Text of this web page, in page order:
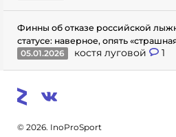
Финны об отказе российской
статусе: наверное, опять
05.01.2026
костя луговой 1
© 2026. InoProSport